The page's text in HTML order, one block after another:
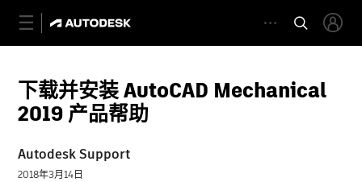
下载并安装 AutoCAD Mechanical
2019 产品帮助
Autodesk Support
2018年3月14日